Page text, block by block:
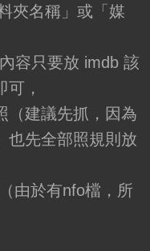
夾名稱」或「媒
容只要放 imdb 該
，
（建議先抓，因為
也先全部照規則放
由於有nfo檔，所